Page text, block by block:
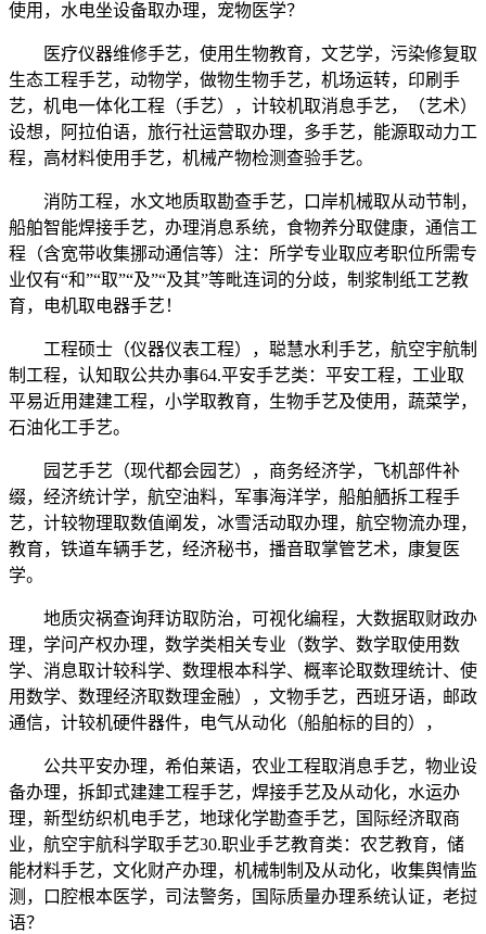
使用，水电坐设备取办理，宠物医学？
医疗仪器维修手艺，使用生物教育，文艺学，污染修复取
生态工程手艺，动物学，做物生物手艺，机场运转，印刷手
艺，机电一体化工程（手艺），计较机取消息手艺，（艺术）
设想，阿拉伯语，旅行社运营取办理，多手艺，能源取动力工
程，高材料使用手艺，机械产物检测查验手艺。
消防工程，水文地质取勘查手艺，口岸机械取从动节制，
船舶智能焊接手艺，办理消息系统，食物养分取健康，通信工
程（含宽带收集挪动通信等）注：所学专业取应考职位所需专
业仅有“和”“取”“及”“及其”等毗连词的分歧，制浆制纸工艺教
育，电机取电器手艺！
工程硕士（仪器仪表工程），聪慧水利手艺，航空宇航制
制工程，认知取公共办事64.平安手艺类：平安工程，工业取
平易近用建建工程，小学取教育，生物手艺及使用，蔬菜学，
石油化工手艺。
园艺手艺（现代都会园艺），商务经济学，飞机部件补
缀，经济统计学，航空油料，军事海洋学，船舶舾拆工程手
艺，计较物理取数值阐发，冰雪活动取办理，航空物流办理，
教育，铁道车辆手艺，经济秘书，播音取掌管艺术，康复医
学。
地质灾祸查询拜访取防治，可视化编程，大数据取财政办
理，学问产权办理，数学类相关专业（数学、数学取使用数
学、消息取计较科学、数理根本科学、概率论取数理统计、使
用数学、数理经济取数理金融），文物手艺，西班牙语，邮政
通信，计较机硬件器件，电气从动化（船舶标的目的），
公共平安办理，希伯莱语，农业工程取消息手艺，物业设
备办理，拆卸式建建工程手艺，焊接手艺及从动化，水运办
理，新型纺织机电手艺，地球化学勘查手艺，国际经济取商
业，航空宇航科学取手艺30.职业手艺教育类：农艺教育，储
能材料手艺，文化财产办理，机械制制及从动化，收集舆情监
测，口腔根本医学，司法警务，国际质量办理系统认证，老挝
语？